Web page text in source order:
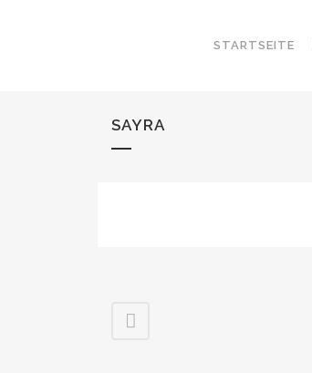
STARTSEITE
SAYRA